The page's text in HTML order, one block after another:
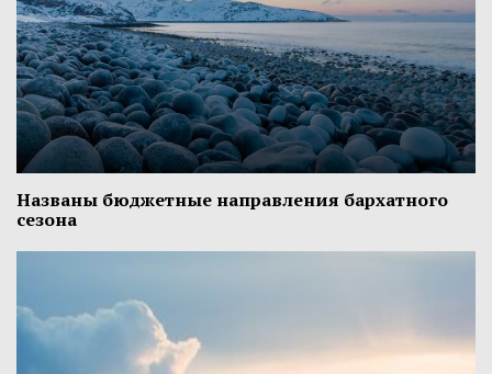
Названы бюджетные направления бархатного
сезона